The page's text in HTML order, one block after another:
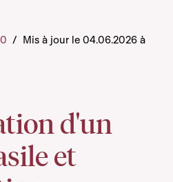
d'un
et
/ Mis à jour le 04.06.2026 à